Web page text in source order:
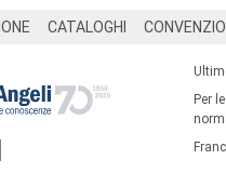
CATALOGHI
Per